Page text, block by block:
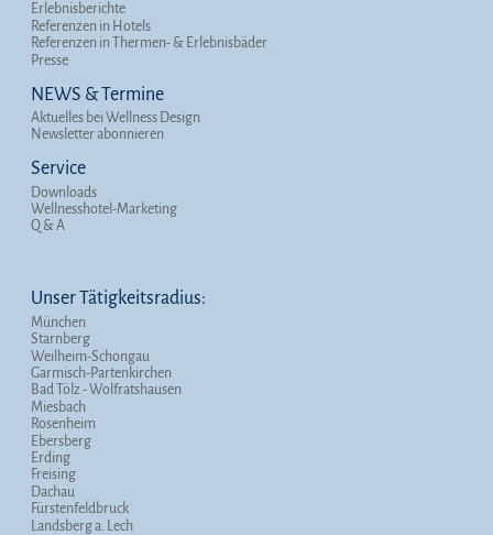
Unser Tätigkeitsradius:
München
Starnberg
Weilheim-Schongau
Garmisch-Partenkirchen
Bad Tölz - Wolfratshausen
Miesbach
Rosenheim
Ebersberg
Erding
Freising
Dachau
Fürstenfeldbruck
Landsberg a. Lech
Erlebnisberichte
Referenzen in Hotels
Referenzen in Thermen- & Erlebnisbäder
Presse
NEWS & Termine
Aktuelles bei Wellness Design
Newsletter abonnieren
Service
Downloads
Wellnesshotel-Marketing
Q & A